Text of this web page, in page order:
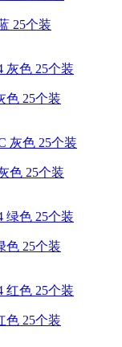
25个装
色 25个装
色 25个装
色 25个装
色 25个装